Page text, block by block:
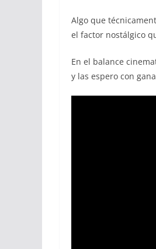
Algo que
el factor nostálgico
En el balance
y las espero con